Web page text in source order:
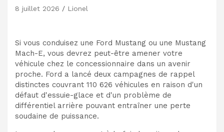
8 juillet 2026 Lionel
Si vous conduisez une Ford Mustang ou une Mustang
Mach-E, vous devrez peut-être amener votre
véhicule chez le concessionnaire dans un avenir
proche. Ford a lancé deux campagnes de rappel
distinctes couvrant 110 626 véhicules en raison d'un
défaut d'essuie-glace et d'un problème de
différentiel arrière pouvant entraîner une perte
soudaine de puissance.